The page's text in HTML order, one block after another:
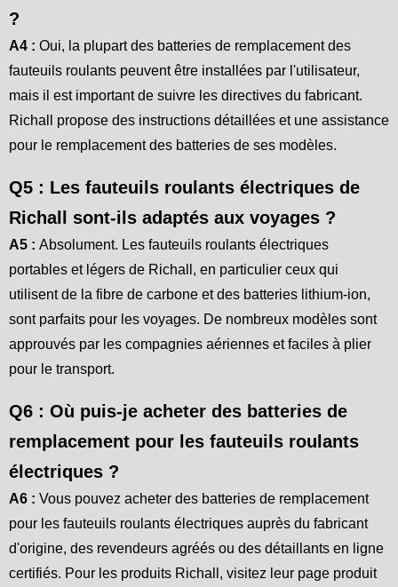
?
A4 : Oui, la plupart des batteries de remplacement des
fauteuils roulants peuvent être installées par l'utilisateur,
mais il est important de suivre les directives du fabricant.
Richall propose des instructions détaillées et une assistance
pour le remplacement des batteries de ses modèles.
Q5 : Les fauteuils roulants électriques de
Richall sont-ils adaptés aux voyages ?
A5 : Absolument. Les fauteuils roulants électriques
portables et légers de Richall, en particulier ceux qui
utilisent de la fibre de carbone et des batteries lithium-ion,
sont parfaits pour les voyages. De nombreux modèles sont
approuvés par les compagnies aériennes et faciles à plier
pour le transport.
Q6 : Où puis-je acheter des batteries de
remplacement pour les fauteuils roulants
électriques ?
A6 : Vous pouvez acheter des batteries de remplacement
pour les fauteuils roulants électriques auprès du fabricant
d'origine, des revendeurs agréés ou des détaillants en ligne
certifiés. Pour les produits Richall, visitez leur page produit